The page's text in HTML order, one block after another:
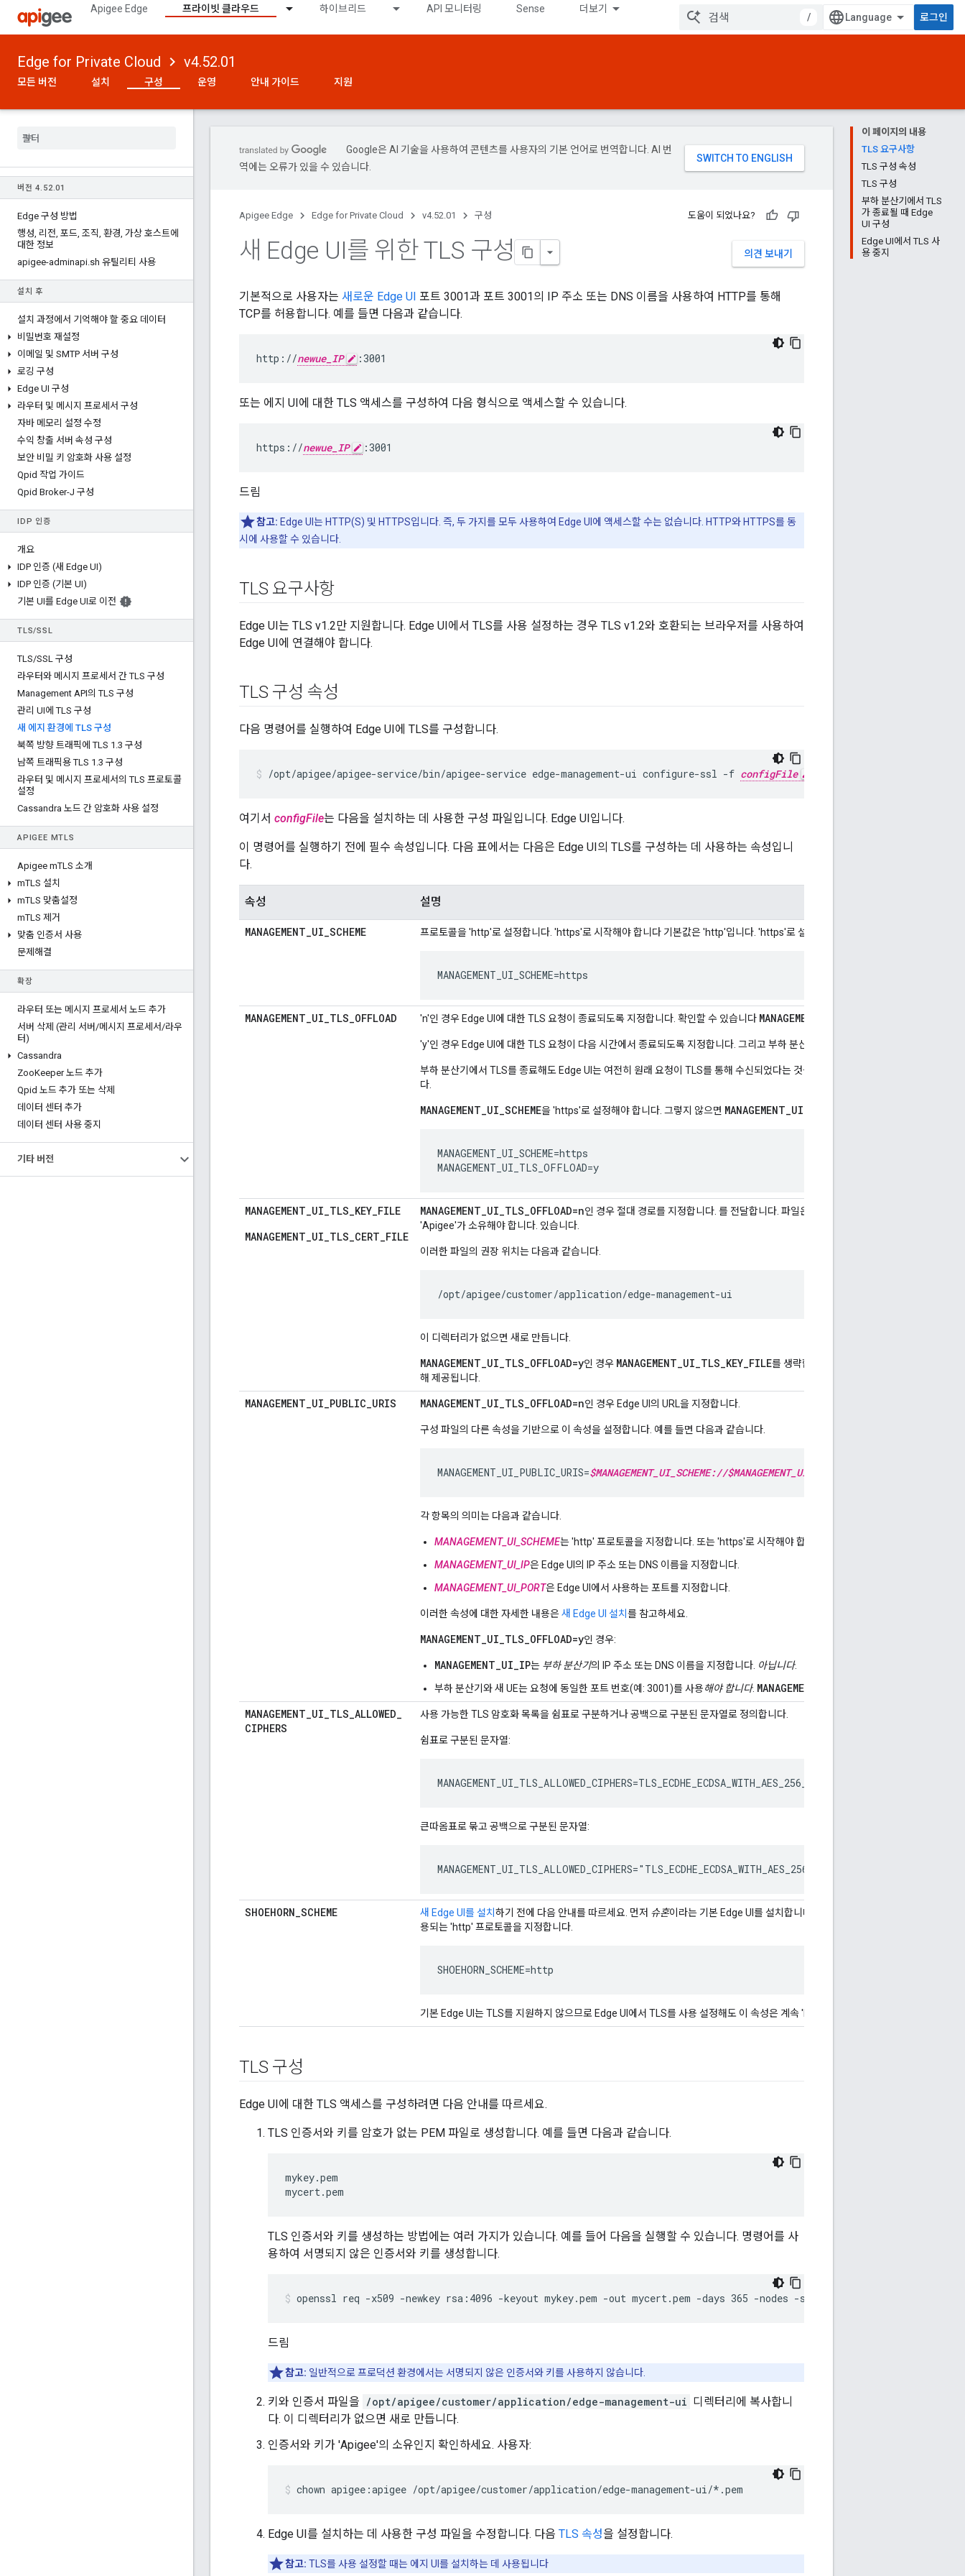
Apigee Edge 프라이빗 클라우드 하이브리드 API 모니터링 Sense 더보기
/ 로그인
Edge for Private Cloud v4.52.01
모든 버전 설치 구성 운영 안내 가이드 지원
버전 4. 52.01
Edge 구성 방법
행성, 리전, 포드, 조직, 환경, 가상 호스트에
대한 정보
apigee-adminapi.sh 유틸리티 사용
설치 후
설치 과정에서 기억해야 할 중요 데이터
비밀번호 재설정
이메일 및 SMTP 서버 구성
로깅 구성
Edge UI 구성
라우터 및 메시지 프로세서 구성
자바 메모리 설정 수정
수익 창출 서버 속성 구성
보안 비밀 키 암호화 사용 설정
Qpid 작업 가이드
Qpid Broker-J 구성
IDP 인증
개요
IDP 인증 (새 Edge UI)
IDP 인증 (기본 UI)
기본 UI를 Edge UI로 이전
TLS/SSL
TLS/SSL 구성
라우터와 메시지 프로세서 간 TLS 구성
Management API의 TLS 구성
관리 UI에 TLS 구성
새 에지 환경에 TLS 구성
북쪽 방향 트래픽에 TLS 1 .3 구성
남쪽 트래픽용 TLS 1 .3 구성
라우터 및 메시지 프로세서의 TLS 프로토콜
설정
Cassandra 노드 간 암호화 사용 설정
APIGEE MTLS
Apigee mTLS 소개
mTLS 설치
mTLS 맞춤설정
mTLS 제거
맞춤 인증서 사용
문제해결
확장
라우터 또는 메시지 프로세서 노드 추가
서버 삭제 (관리 서버 /메시지 프로세서/라우
터)
Cassandra
ZooKeeper 노드 추가
Qpid 노드 추가 또는 삭제
데이터 센터 추가
데이터 센터 사용 중지
기타 버전
이 페이지의 내용
TLS 요구사항
TLS 구성 속성
TLS 구성
부하 분산기에서 TLS
가 종료될 때 Edge
UI 구성
Edge UI에서 TLS 사
용 중지
Google은 AI 기술을 사용하여 콘텐츠를 사용자의 기본 언어로 번역합니다. AI 번
역에는 오류가 있을 수 있습니다.
Apigee Edge Edge for Private Cloud v4.52.01 구성 도움이 되었나요?
의견 보내기
새 Edge UI를 위한 TLS 구성
기본적으로 사용자는 새로운 Edge UI 포트 3001과 포트 3001의 IP 주소 또는 DNS 이름을 사용하여 HTTP를 통해
TCP를 허용합니다. 예를 들면 다음과 같습니다.
http://newue_IP :3001
또는 에지 UI에 대한 TLS 액세스를 구성하여 다음 형식으로 액세스할 수 있습니다.
https://newue_IP :3001
드림
참고: Edge UI는 HTTP(S) 및 HTTPS입니다. 즉, 두 가지를 모두 사용하여 Edge UI에 액세스할 수는 없습니다. HTTP와 HTTPS를 동
시에 사용할 수 있습니다.
TLS 요구사항
Edge UI는 TLS v1.2만 지원합니다. Edge UI에서 TLS를 사용 설정하는 경우 TLS v1.2와 호환되는 브라우저를 사용하여
Edge UI에 연결해야 합니다.
TLS 구성 속성
다음 명령어를 실행하여 Edge UI에 TLS를 구성합니다.
/opt/apigee/apigee-service/bin/apigee-service edge-management-ui configure-ssl -f configFile
여기서 configFile는 다음을 설치하는 데 사용한 구성 파일입니다. Edge UI입니다.
이 명령어를 실행하기 전에 필수 속성입니다. 다음 표에서는 다음은 Edge UI의 TLS를 구성하는 데 사용하는 속성입니
다.
속성 설명
MANAGEMENT_UI_SCHEME 프로토콜을 'http'로 설정합니다. 'https'로 시작해야 합니다 기본값은 'http'입니다. 'https'로 설정합니다. TLS를 사용 설정합니다.
MANAGEMENT_UI_SCHEME=https
MANAGEMENT_UI_TLS_OFFLOAD 'n'인 경우 Edge UI에 대한 TLS 요청이 종료되도록 지정합니다. 확인할 수 있습니다 MANAGEMENT_UI_TLS_KEY_FILE
'y'인 경우 Edge UI에 대한 TLS 요청이 다음 시간에서 종료되도록 지정합니다. 그리고 부하 분산기가 요청을 Edge UI로 전달하는 것
부하 분산기에서 TLS를 종료해도 Edge UI는 여전히 원래 요청이 TLS를 통해 수신되었다는 것을 알 수 있습니다. 예를 들어 일부 쿠
다.
MANAGEMENT_UI_SCHEME을 'https'로 설정해야 합니다. 그렇지 않으면 MANAGEMENT_UI_TLS_OFFLOAD
MANAGEMENT_UI_SCHEME=https
MANAGEMENT_UI_TLS_OFFLOAD=y
MANAGEMENT_UI_TLS_KEY_FILE
MANAGEMENT_UI_TLS_CERT_FILE
MANAGEMENT_UI_TLS_OFFLOAD=n인 경우 절대 경로를 지정합니다. 를 전달합니다. 파일은 다음 항목이 포함된 PEM 파일 형식
'Apigee'가 소유해야 합니다. 있습니다.
이러한 파일의 권장 위치는 다음과 같습니다.
/opt/apigee/customer/application/edge-management-ui
이 디렉터리가 없으면 새로 만듭니다.
MANAGEMENT_UI_TLS_OFFLOAD=y인 경우 MANAGEMENT_UI_TLS_KEY_FILE를 생략합니다. 및
해 제공됩니다.
MANAGEMENT_UI_PUBLIC_URIS MANAGEMENT_UI_TLS_OFFLOAD=n인 경우 Edge UI의 URL을 지정합니다.
구성 파일의 다른 속성을 기반으로 이 속성을 설정합니다. 예를 들면 다음과 같습니다.
MANAGEMENT_UI_PUBLIC_URIS=$MANAGEMENT_UI_SCHEME://$MANAGEMENT_UI_IP:$MANAGEMENT_UI_PORT
각 항목의 의미는 다음과 같습니다.
MANAGEMENT_UI_SCHEME는 'http' 프로토콜을 지정합니다. 또는 'https'로 시작해야 합니다.
MANAGEMENT_UI_IP은 Edge UI의 IP 주소 또는 DNS 이름을 지정합니다.
MANAGEMENT_UI_PORT은 Edge UI에서 사용하는 포트를 지정합니다.
이러한 속성에 대한 자세한 내용은새 Edge UI 설치 를 참고하세요.
MANAGEMENT_UI_TLS_OFFLOAD=y인 경우:
MANAGEMENT_UI_IP는 부하 분산기의 IP 주소 또는 DNS 이름을 지정합니다. 아닙니다.
부하 분산기와 새 UE는 요청에 동일한 포트 번호(예: 3001)를 사용해야 합니다. MANAGEMENT_UI_PORT
MANAGEMENT_UI_TLS_ALLOWED_
CIPHERS
사용 가능한 TLS 암호화 목록을 쉼표로 구분하거나 공백으로 구분된 문자열로 정의합니다.
쉼표로 구분된 문자열:
큰따옴표로 묶고 공백으로 구분된 문자열:
MANAGEMENT_UI_TLS_ALLOWED_CIPHERS="TLS_ECDHE_ECDSA_WITH_AES_256_GCM_SHA384
SHOEHORN_SCHEME 새 Edge UI를 설치 하기 전에 다음 안내를 따르세요. 먼저 슈혼이라는 기본 Edge UI를 설치합니다. 설치 구성 파일은 다음 속성을 사용
용되는 'http' 프로토콜을 지정합니다.
SHOEHORN_SCHEME=http
기본 Edge UI는 TLS를 지원하지 않으므로 Edge UI에서 TLS를 사용 설정해도 이 속성은 계속 'http'로 설정해야 합니다.
TLS 구성
Edge UI에 대한 TLS 액세스를 구성하려면 다음 안내를 따르세요.
TLS 인증서와 키를 암호가 없는 PEM 파일로 생성합니다. 예를 들면 다음과 같습니다.
mykey.pem
mycert.pem
TLS 인증서와 키를 생성하는 방법에는 여러 가지가 있습니다. 예를 들어 다음을 실행할 수 있습니다. 명령어를 사
용하여 서명되지 않은 인증서와 키를 생성합니다.
openssl req -x509 -newkey rsa:4096 -keyout mykey.pem -out mycert.pem -days 365 -nodes -subj '/CN=localhost'
드림
참고: 일반적으로 프로덕션 환경에서는 서명되지 않은 인증서와 키를 사용하지 않습니다.
키와 인증서 파일을 /opt/apigee/customer/application/edge-management-ui 디렉터리에 복사합니
다. 이 디렉터리가 없으면 새로 만듭니다.
인증서와 키가 'Apigee'의 소유인지 확인하세요. 사용자:
chown apigee:apigee /opt/apigee/customer/application/edge-management-ui/*.pem
Edge UI를 설치하는 데 사용한 구성 파일을 수정합니다. 다음 TLS 속성을 설정합니다.
참고: TLS를 사용 설정할 때는 에지 UI를 설치하는 데 사용됩니다